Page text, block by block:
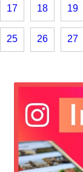
17 18 19
25 26 27